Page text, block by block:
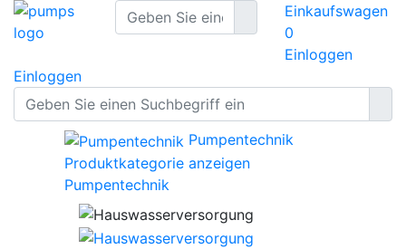
Einkaufswagen
0
Einloggen
Einloggen
Pumpentechnik
Produktkategorie anzeigen
Pumpentechnik